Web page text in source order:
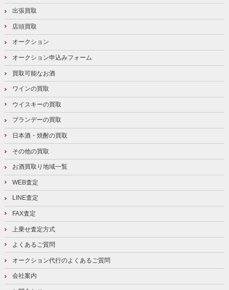
出張買取
店頭買取
オークション
オークション申込みフォーム
買取可能なお酒
ワインの買取
ウイスキーの買取
ブランデーの買取
日本酒・焼酎の買取
その他の買取
お酒買取り地域一覧
WEB査定
LINE査定
FAX査定
上乗せ査定方式
よくあるご質問
オークション代行のよくあるご質問
会社案内